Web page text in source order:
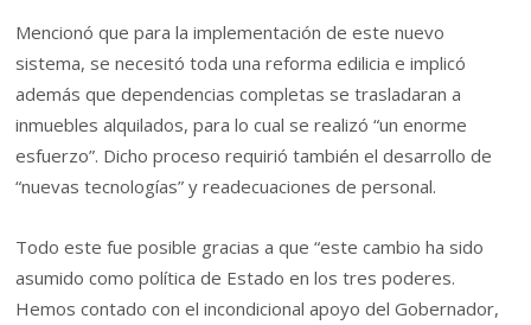
Mencionó que para la implementación de este nuevo
sistema, se necesitó toda una reforma edilicia e implicó
además que dependencias completas se trasladaran a
inmuebles alquilados, para lo cual se realizó “un enorme
esfuerzo”. Dicho proceso requirió también el desarrollo de
“nuevas tecnologías” y readecuaciones de personal.
Todo este fue posible gracias a que “este cambio ha sido
asumido como política de Estado en los tres poderes.
Hemos contado con el incondicional apoyo del Gobernador,